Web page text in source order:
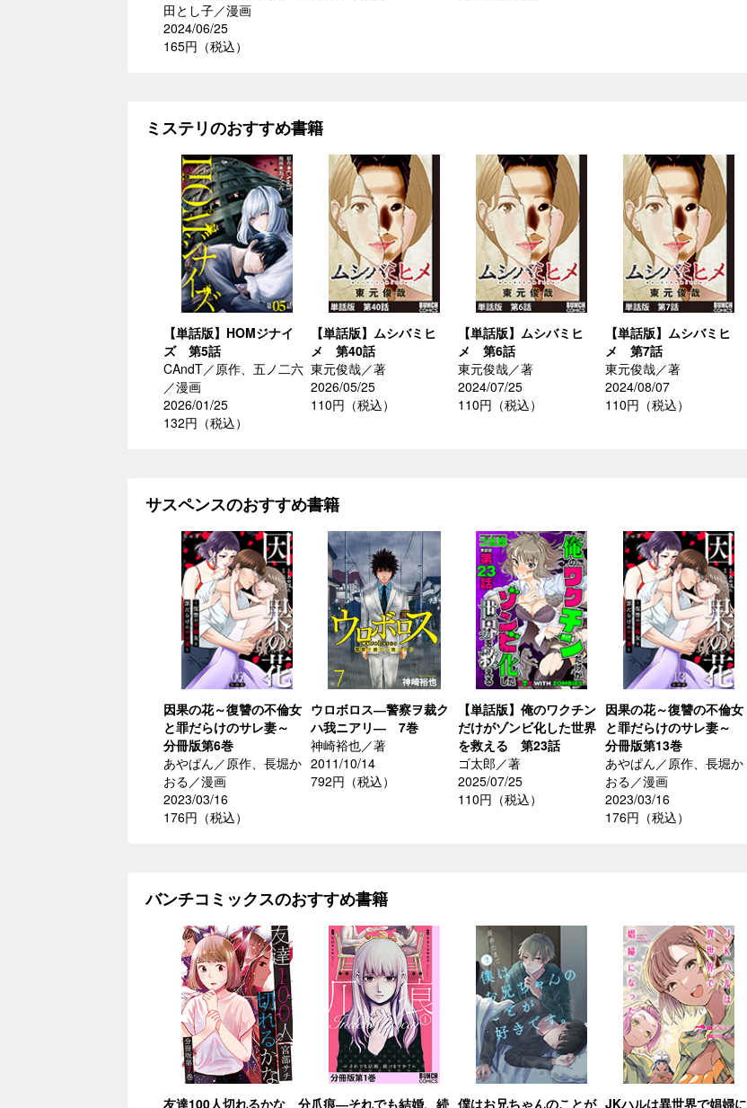
田とし子／漫画
2024/06/25
165円（税込）
ミステリのおすすめ書籍
【単話版】HOMジナイ
ズ 第5話
CAndT／原作、五ノ二六
／漫画
2026/01/25
132円（税込）
【単話版】ムシバミヒ
メ 第40話
東元俊哉／著
2026/05/25
110円（税込）
【単話版】ムシバミヒ
メ 第6話
東元俊哉／著
2024/07/25
110円（税込）
【単話版】ムシバミヒ
メ 第7話
東元俊哉／著
2024/08/07
110円（税込）
サスペンスのおすすめ書籍
因果の花～復讐の不倫女
と罪だらけのサレ妻～
分冊版第6巻
あやぱん／原作、長堀か
おる／漫画
2023/03/16
176円（税込）
ウロボロス―警察ヲ裁ク
ハ我ニアリ― 7巻
神崎裕也／著
2011/10/14
792円（税込）
【単話版】俺のワクチン
だけがゾンビ化した世界
を救える 第23話
ゴ太郎／著
2025/07/25
110円（税込）
因果の花～復讐の不倫女
と罪だらけのサレ妻～
分冊版第13巻
あやぱん／原作、長堀か
おる／漫画
2023/03/16
176円（税込）
バンチコミックスのおすすめ書籍
友達100人切れるかな 分爪痕―それでも結婚、続 僕はお兄ちゃんのことが JKハルは異世界で娼婦に